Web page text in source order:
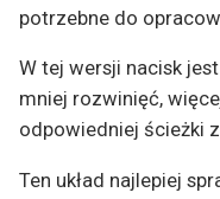
potrzebne do
W tej wersji nacisk
mniej rozwinięć,
odpowiedniej ścieżki
Ten układ najlepiej